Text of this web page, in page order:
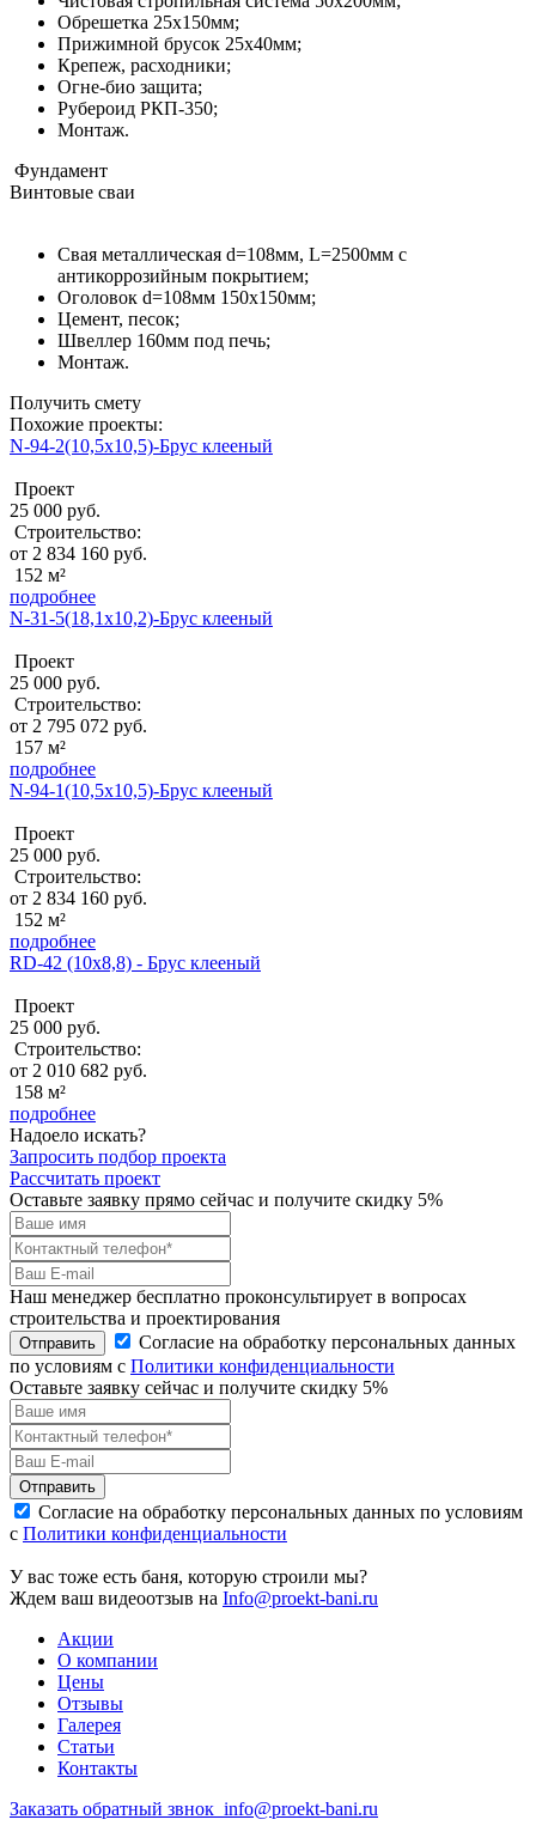
Обрешетка 25х150мм;
Прижимной брусок 25х40мм;
Крепеж, расходники;
Огне-био защита;
Рубероид РКП-350;
Монтаж.
Фундамент
Винтовые сваи
Свая металлическая d=108мм, L=2500мм с
антикоррозийным покрытием;
Оголовок d=108мм 150x150мм;
Цемент, песок;
Швеллер 160мм под печь;
Монтаж.
Получить смету
Похожие проекты:
N-94-2(10,5х10,5)-Брус клееный
Проект
25 000 руб.
Строительство:
от 2 834 160 руб.
152 м²
подробнее
N-31-5(18,1х10,2)-Брус клееный
Проект
25 000 руб.
Строительство:
от 2 795 072 руб.
157 м²
подробнее
N-94-1(10,5х10,5)-Брус клееный
Проект
25 000 руб.
Строительство:
от 2 834 160 руб.
152 м²
подробнее
RD-42 (10x8,8) - Брус клееный
Проект
25 000 руб.
Строительство:
от 2 010 682 руб.
158 м²
подробнее
Надоело искать?
Запросить подбор проекта
Рассчитать проект
Оставьте заявку прямо сейчас и получите скидку 5%
Наш менеджер бесплатно проконсультирует в вопросах
строительства и проектирования
Отправить
Согласие на обработку персональных данных
по условиям с Политики конфиденциальности
Оставьте заявку сейчас и получите скидку 5%
Отправить
Согласие на обработку персональных данных по условиям
с Политики конфиденциальности
У вас тоже есть баня, которую строили мы?
Ждем ваш видеоотзыв на Info@proekt-bani.ru
Акции
О компании
Цены
Отзывы
Галерея
Статьи
Контакты
Заказать обратный звнок info@proekt-bani.ru